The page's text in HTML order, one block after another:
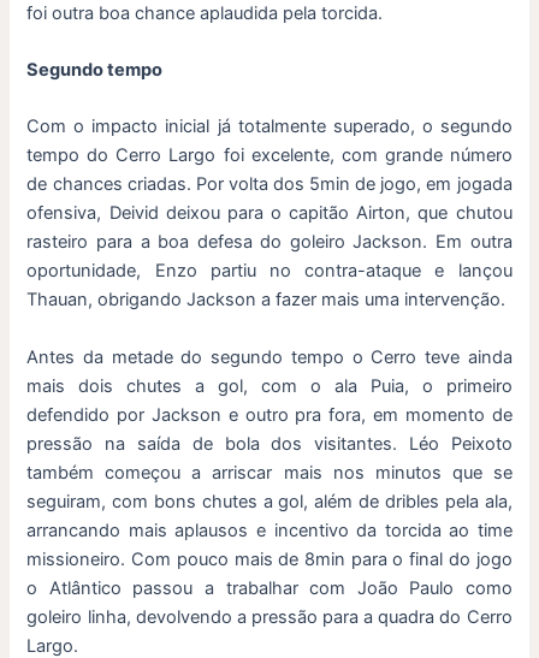
foi outra boa chance aplaudida pela torcida.
Segundo tempo
Com o impacto inicial já totalmente superado, o segundo
tempo do Cerro Largo foi excelente, com grande número
de chances criadas. Por volta dos 5min de jogo, em jogada
ofensiva, Deivid deixou para o capitão Airton, que chutou
rasteiro para a boa defesa do goleiro Jackson. Em outra
oportunidade, Enzo partiu no contra-ataque e lançou
Thauan, obrigando Jackson a fazer mais uma intervenção.
Antes da metade do segundo tempo o Cerro teve ainda
mais dois chutes a gol, com o ala Puia, o primeiro
defendido por Jackson e outro pra fora, em momento de
pressão na saída de bola dos visitantes. Léo Peixoto
também começou a arriscar mais nos minutos que se
seguiram, com bons chutes a gol, além de dribles pela ala,
arrancando mais aplausos e incentivo da torcida ao time
missioneiro. Com pouco mais de 8min para o final do jogo
o Atlântico passou a trabalhar com João Paulo como
goleiro linha, devolvendo a pressão para a quadra do Cerro
Largo.